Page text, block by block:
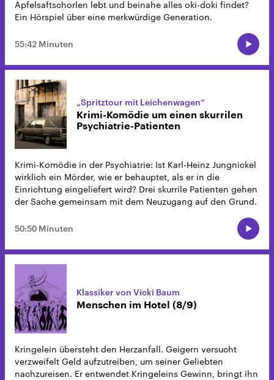
Apfelsaftschorlen lebt und beinahe alles oki-doki findet?
Ein Hörspiel über eine merkwürdige Generation.
55:42 Minuten
„Spritztour mit Leichenwagen“
Krimi-Komödie um einen skurrilen
Psychiatrie-Patienten
Krimi-Komödie in der Psychiatrie: Ist Karl-Heinz Jungnickel
wirklich ein Mörder, wie er behauptet, als er in die
Einrichtung eingeliefert wird? Drei skurrile Patienten gehen
der Sache gemeinsam mit dem Neuzugang auf den Grund.
50:50 Minuten
Klassiker von Vicki Baum
Menschen im Hotel (8/9)
Kringelein übersteht den Herzanfall. Geigern versucht
verzweifelt Geld aufzutreiben, um seiner Geliebten
nachzureisen. Er entwendet Kringeleins Gewinn, bringt ihn